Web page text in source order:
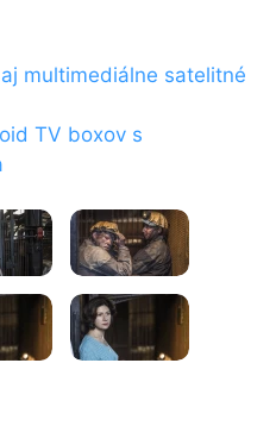
multimediálne satelitné
TV boxov s